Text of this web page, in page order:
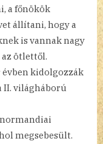
a főnökök
állítani, hogy a
is vannak nagy
ötlettől.
évben kidolgozzák
II. világháború
megsebesült.